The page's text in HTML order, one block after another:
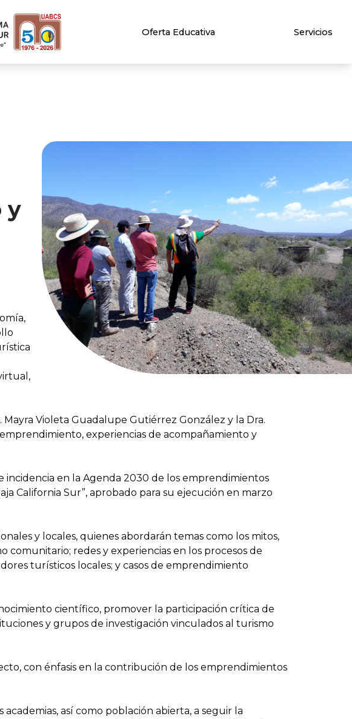
Oferta Educativa Servicios
y
Violeta Guadalupe Gutiérrez González y la Dra.
experiencias de acompañamiento y
incidencia en la Agenda 2030 de los emprendimientos
California Sur”, aprobado para su ejecución en marzo
y locales, quienes abordarán temas como los mitos,
redes y experiencias en los procesos de
turísticos locales; y casos de emprendimiento
científico, promover la participación crítica de
y grupos de investigación vinculados al turismo
con énfasis en la contribución de los emprendimientos
así como población abierta, a seguir la